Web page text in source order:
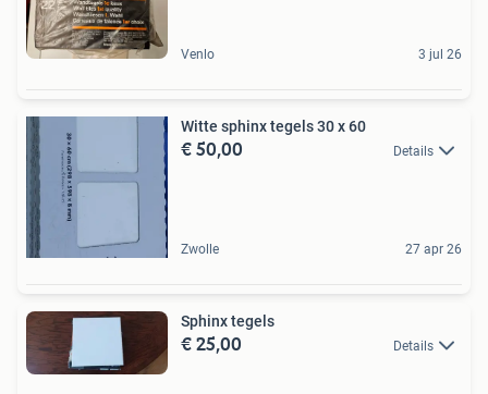
Venlo 3 jul 26
Witte sphinx tegels 30 x 60
€ 50,00 Details
Zwolle 27 apr 26
Sphinx tegels
€ 25,00 Details